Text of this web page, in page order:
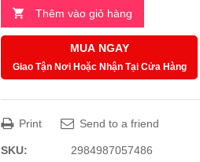
Thêm vào giỏ hàng
MUA NGAY
Giao Tận Nơi Hoặc Nhận Tại Cửa Hàng
Print Send to a friend
SKU:
2984987057486